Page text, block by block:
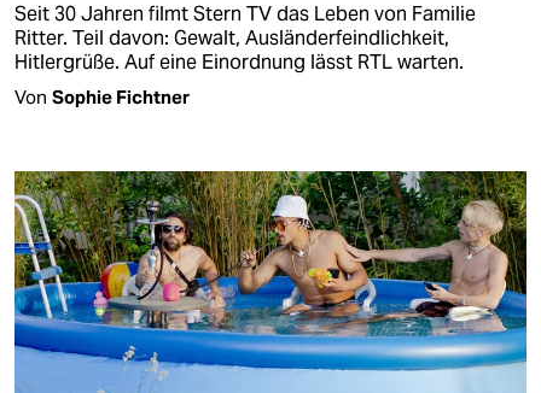
Seit 30 Jahren filmt Stern TV das Leben von Familie
Ritter. Teil davon: Gewalt, Ausländerfeindlichkeit,
Hitlergrüße. Auf eine Einordnung lässt RTL warten.
Von Sophie Fichtner